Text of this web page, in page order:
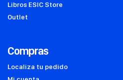
Libros ESIC Store
Outlet
Compras
Localiza tu pedido